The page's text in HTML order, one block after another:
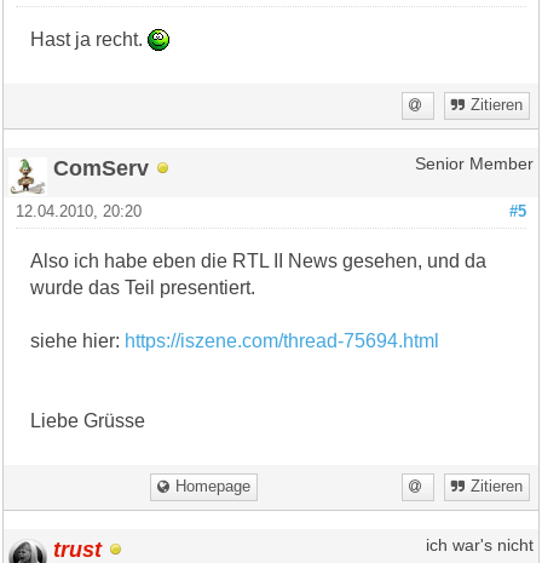
Hast ja recht.
Zitieren
ComServ Senior Member
#5
12.04.2010, 20:20
Also ich habe eben die RTL II News gesehen, und da
wurde das Teil presentiert.
siehe hier: https://iszene.com/thread-75694.html
Liebe Grüsse
Homepage Zitieren
trust ich war's nicht